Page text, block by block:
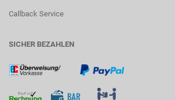
Callback Service
SICHER BEZAHLEN